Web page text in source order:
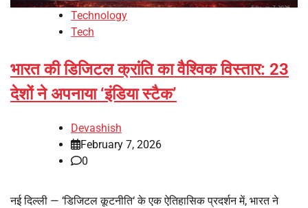
Technology
Tech
भारत की डिजिटल क्रांति का वैश्विक विस्तार: 23
देशों ने अपनाया ‘इंडिया स्टैक’
Devashish
February 7, 2026
0
नई दिल्ली — ‘डिजिटल कूटनीति‘ के एक ऐतिहासिक प्रदर्शन में, भारत ने